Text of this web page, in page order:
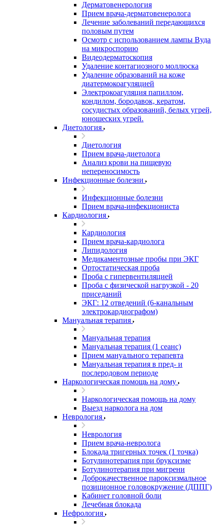
Дерматовенерология
Прием врача-дерматовенеролога
Лечение заболеваний передающихся
половым путем
Осмотр с использованием лампы Вуда
на микроспорию
Видеодерматоскопия
Удаление контагиозного моллюска
Удаление образований на коже
диатермокоагуляцией
Электрокоагуляция папиллом,
кондилом, бородавок, кератом,
сосудистых образований, белых угрей,
юношеских угрей.
Диетология
Диетология
Прием врача-диетолога
Анализ крови на пищевую
непереносимость
Инфекционные болезни
Инфекционные болезни
Прием врача-инфекциониста
Кардиология
Кардиология
Прием врача-кардиолога
Липидология
Медикаментозные пробы при ЭКГ
Ортостатическая проба
Проба с гипервентиляцией
Проба с физической нагрузкой - 20
приседаний
ЭКГ: 12 отведений (6-канальным
электрокардиографом)
Мануальная терапия
Мануальная терапия
Мануальная терапия (1 сеанс)
Прием мануального терапевта
Мануальная терапия в пред- и
послеродовом периоде
Наркологическая помощь на дому
Наркологическая помощь на дому
Выезд нарколога на дом
Неврология
Неврология
Прием врача-невролога
Блокада тригерных точек (1 точка)
Ботулинотерапия при бруксизме
Ботулинотерапия при мигрени
Доброкачественное пароксизмальное
позиционное головокружение (ДППГ)
Кабинет головной боли
Лечебная блокада
Нефрология